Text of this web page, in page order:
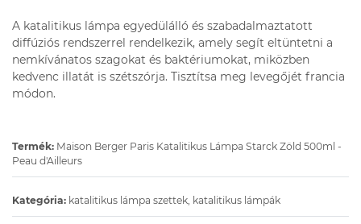
A katalitikus lámpa egyedülálló és szabadalmaztatott
diffúziós rendszerrel rendelkezik, amely segít eltüntetni a
nemkívánatos szagokat és baktériumokat, miközben
kedvenc illatát is szétszórja. Tisztítsa meg levegőjét francia
módon.
Termék: Maison Berger Paris Katalitikus Lámpa Starck Zöld 500ml -
Peau d'Ailleurs
Kategória: katalitikus lámpa szettek, katalitikus lámpák